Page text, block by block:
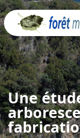
Une
Panneau de gestion